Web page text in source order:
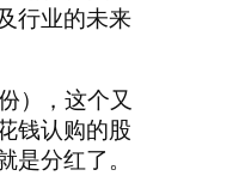
行业的未来
，这个又
钱认购的股
是分红了。